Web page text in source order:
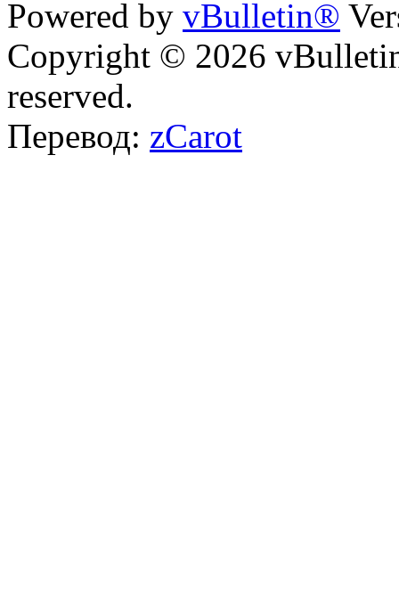
Powered by vBulletin®
Copyright © 2026
reserved.
Перевод: zCarot